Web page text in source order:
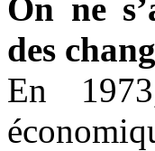
On ne
des
En